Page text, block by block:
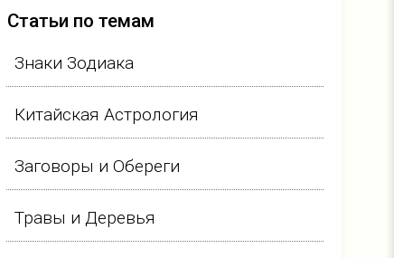
Статьи по темам
Знаки Зодиака
Китайская Астрология
Заговоры и Обереги
Травы и Деревья